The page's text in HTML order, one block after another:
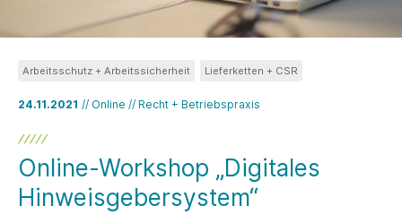
24.11.2021 // Online // Recht + Betriebspraxis
Arbeitsschutz + Arbeitssicherheit Lieferketten + CSR
Online-Workshop „Digitales
Hinweisgebersystem“